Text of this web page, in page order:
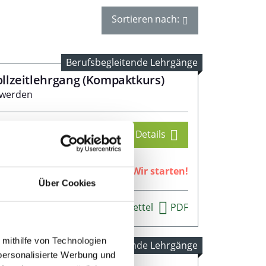
Über Cookies
von Technologien
Werbung und
Sortieren nach:
(Kompaktkurs)
Details
Wir starten!
Merkzettel PDF
Berufsbegleitende Lehrgänge
Berufsbegleitende Lehrgänge